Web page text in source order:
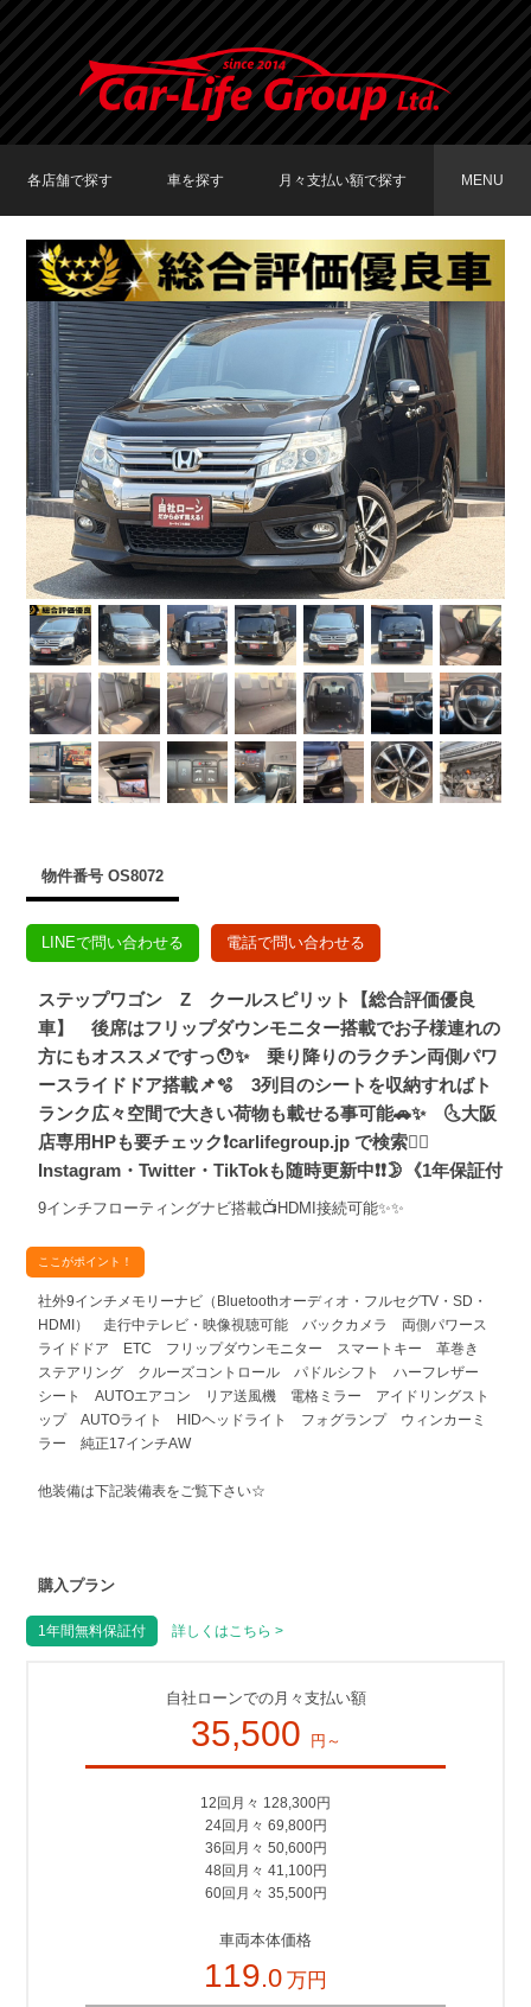
各店舗で探す
TOKYO店在庫車両
大阪店在庫車両
福岡店在庫車両
車を探す
車種で探す
メーカーで探す
月々支払い額で探す
〜19,999円
20,000円〜29,999円
30,000円〜39,999円
40,000円〜49,999円
50,000円〜
MENU
物件番号 OS8072
LINEで問い合わせる 電話で問い合わせる
ステップワゴン Z クールスピリット【総合評価優良
車】 後席はフリップダウンモニター搭載でお子様連れの
方にもオススメですっ😯✨ 乗り降りのラクチン両側パワ
ースライドドア搭載📌🫧 3列目のシートを収納すればト
ランク広々空間で大きい荷物も載せる事可能🚗✨ 🌜大阪
店専用HPも要チェック❗carlifegroup.jp で検索🕵️‍♂️
Instagram・Twitter・TikTokも随時更新中❗❗🌛《1年保証付
9インチフローティングナビ搭載📺HDMI接続可能✨✨
ここがポイント！
社外9インチメモリーナビ（Bluetoothオーディオ・フルセグTV・SD・
HDMI） 走行中テレビ・映像視聴可能 バックカメラ 両側パワース
ライドドア ETC フリップダウンモニター スマートキー 革巻き
ステアリング クルーズコントロール パドルシフト ハーフレザー
シート AUTOエアコン リア送風機 電格ミラー アイドリングスト
ップ AUTOライト HIDヘッドライト フォグランプ ウィンカーミ
ラー 純正17インチAW
他装備は下記装備表をご覧下さい☆
購入プラン
1年間無料保証付 詳しくはこちら >
自社ローンでの月々支払い額
35,500 円～
12回月々 128,300円
24回月々 69,800円
36回月々 50,600円
48回月々 41,100円
60回月々 35,500円
車両本体価格
119.0 万円